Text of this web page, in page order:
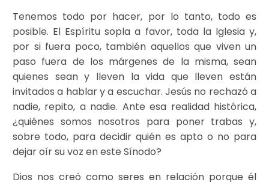
Tenemos todo por hacer, por lo tanto, todo es
posible. El Espíritu sopla a favor, toda la Iglesia y,
por si fuera poco, también aquellos que viven un
paso fuera de los márgenes de la misma, sean
quienes sean y lleven la vida que lleven están
invitados a hablar y a escuchar. Jesús no rechazó a
nadie, repito, a nadie. Ante esa realidad histórica,
¿quiénes somos nosotros para poner trabas y,
sobre todo, para decidir quién es apto o no para
dejar oír su voz en este Sínodo?
Dios nos creó como seres en relación porque él